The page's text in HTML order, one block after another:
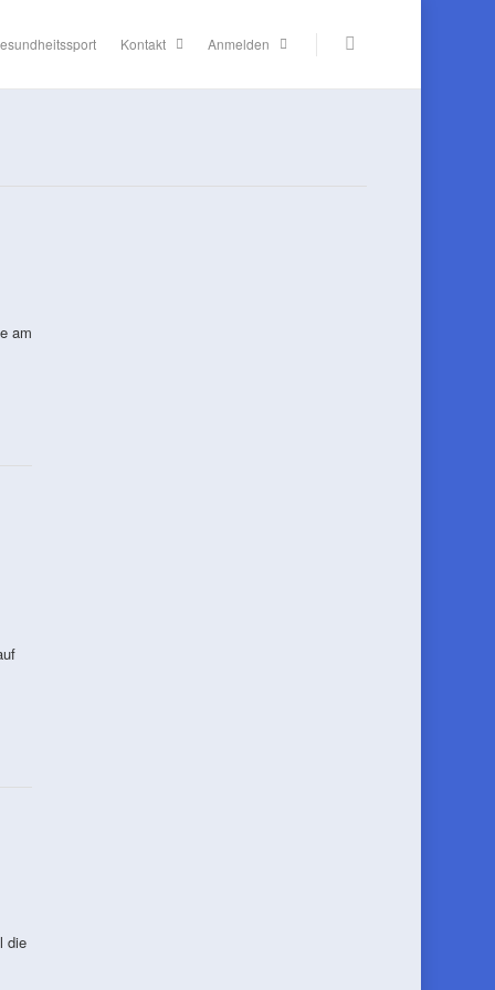
Kontakt Anmelden
am
die